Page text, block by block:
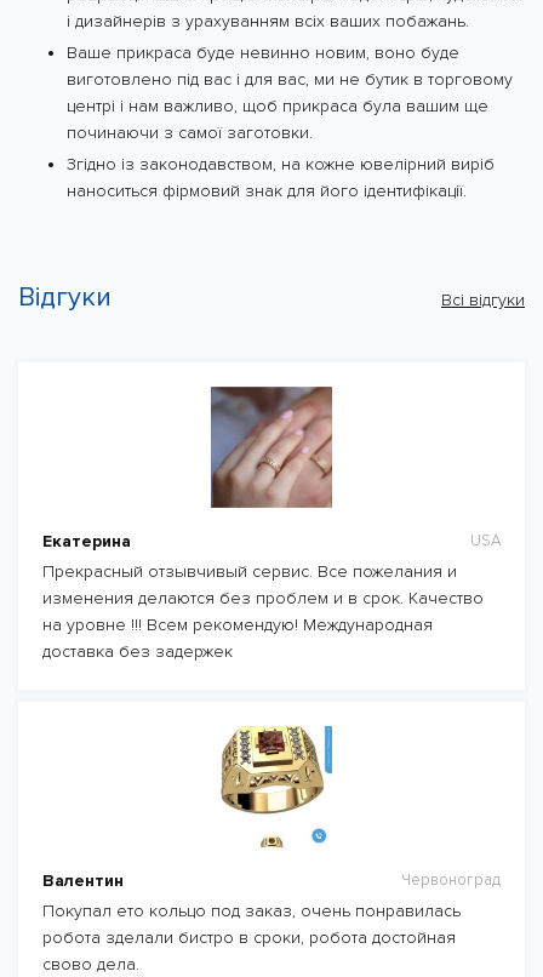
і дизайнерів з урахуванням всіх ваших побажань.
Ваше прикраса буде невинно новим, воно буде
виготовлено під вас і для вас, ми не бутик в торговому
центрі і нам важливо, щоб прикраса була вашим ще
починаючи з самої заготовки.
Згідно із законодавством, на кожне ювелірний виріб
наноситься фірмовий знак для його ідентифікації.
Відгуки Всі відгуки
Екатерина USA
Прекрасный отзывчивый сервис. Все пожелания и
изменения делаются без проблем и в срок. Качество
на уровне !!! Всем рекомендую! Международная
доставка без задержек
Валентин Червоноград
Покупал ето кольцо под заказ, очень понравилась
робота зделали бистро в сроки, робота достойная
свово дела.